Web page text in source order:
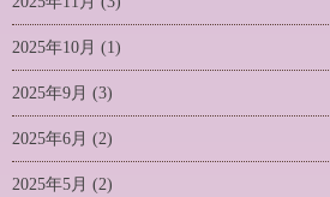
2025年10月 (1)
2025年9月 (3)
2025年6月 (2)
2025年5月 (2)